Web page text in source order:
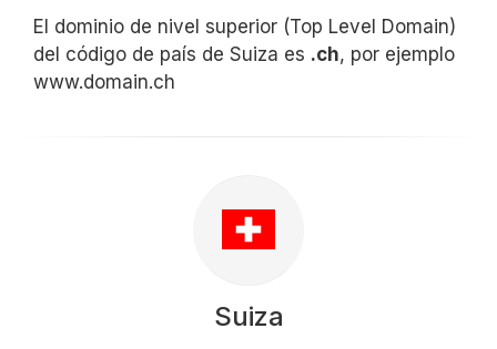
El dominio de nivel superior (Top Level Domain)
del código de país de Suiza es .ch, por ejemplo
www.domain.ch
Suiza